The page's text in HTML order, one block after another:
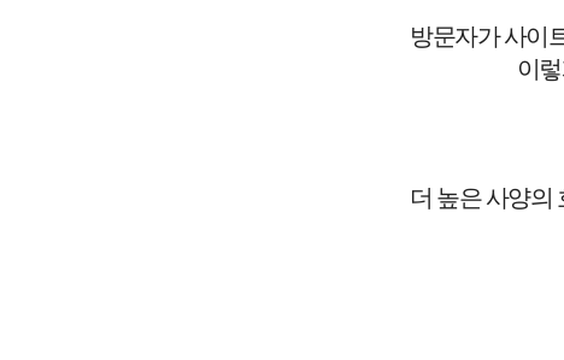
방문자가 사이
이
더 높은 사양의